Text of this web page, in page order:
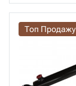
Топ Продажу